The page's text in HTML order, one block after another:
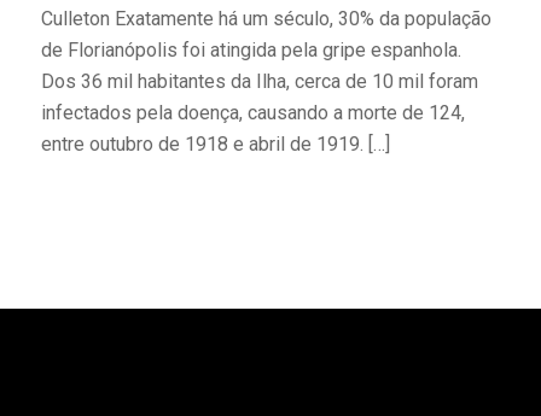
Culleton Exatamente há um século, 30% da população
de Florianópolis foi atingida pela gripe espanhola.
Dos 36 mil habitantes da Ilha, cerca de 10 mil foram
infectados pela doença, causando a morte de 124,
entre outubro de 1918 e abril de 1919. […]